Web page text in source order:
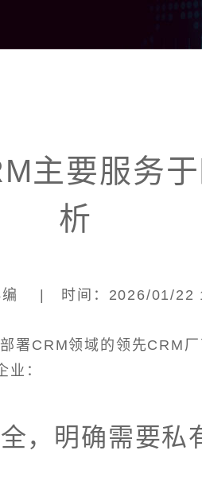
主要服务
析
编 | 时间：2026/01/22
署CRM领域的领先CRM
业：
，明确需要私